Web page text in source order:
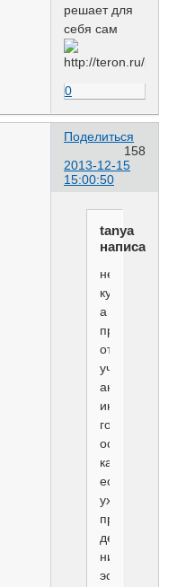
решает для
себя сам
0
Поделиться
158
2013-12-15
15:00:50
tanya
написал(а):
не
купируют
а
просто
учета
оставляют
как
есть,форму
уха
примитивной
никакой
эстетики...